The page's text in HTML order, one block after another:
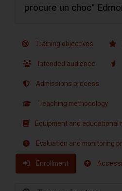
procure un choc"
Training objectives
Intended audience
Admissions process
Teaching methodology
Equipment and educational
Evaluation and monitoring
Enrollment